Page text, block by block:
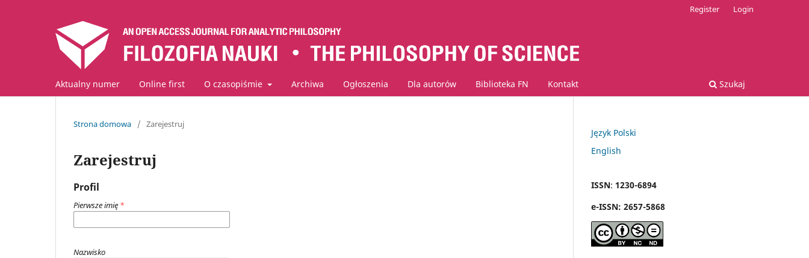
Aktualny numer Online first O czasopiśmie Archiwa Ogłoszenia Dla autorów Biblioteka FN Kontakt Szukaj
Register Login
Strona domowa / Zarejestruj
Zarejestruj
Profil
Pierwsze imię *
Nazwisko
Język Polski
English
ISSN: 1230-6894
e-ISSN: 2657-5868